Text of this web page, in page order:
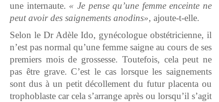
une internaute. « Je pense qu’une femme enceinte ne
peut avoir des saignements anodins», ajoute-t-elle.
Selon le Dr Adèle Ido, gynécologue obstétricienne, il
n’est pas normal qu’une femme saigne au cours de ses
premiers mois de grossesse. Toutefois, cela peut ne
pas être grave. C’est le cas lorsque les saignements
sont dus à un petit décollement du futur placenta ou
trophoblaste car cela s’arrange après ou lorsqu’il s’agit